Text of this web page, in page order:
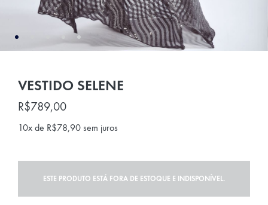
VESTIDO SELENE
R$789,00
10x de R$78,90 sem juros
ESTE PRODUTO ESTÁ FORA DE ESTOQUE E INDISPONÍVEL.